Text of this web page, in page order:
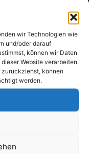
wir Technologien wie
und/oder darauf
können wir Daten
Website verarbeiten.
zurückziehst, können
werden.
– die ARD macht
Kind-
sichtbar
in Potsdam